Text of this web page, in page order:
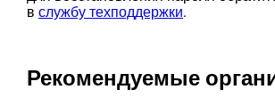
в службу техподдержки.
Рекомендуемые